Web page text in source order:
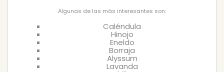
Algunas de las más interesantes son:
Caléndula
Hinojo
Eneldo
Borraja
Alyssum
Lavanda